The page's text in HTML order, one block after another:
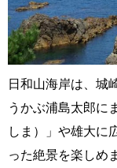
日和山海岸は、城
うかぶ浦島太郎に
しま）」や雄大に
った絶景を楽しめ